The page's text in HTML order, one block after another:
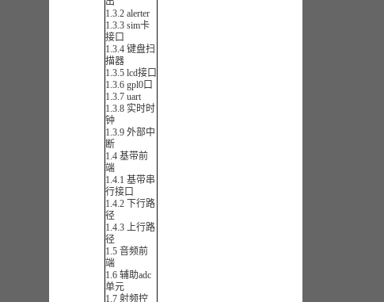
1.3.2 alerter
1.3.3 sim卡
接口
1.3.4 键盘扫
描器
1.3.5 lcd接口
1.3.6 gpl0口
1.3.7 uart
1.3.8 实时时
钟
1.3.9 外部中
断
1.4 基带前
端
1.4.1 基带串
行接口
1.4.2 下行路
径
1.4.3 上行路
径
1.5 音频前
端
1.6 辅助adc
单元
1.7 射频控